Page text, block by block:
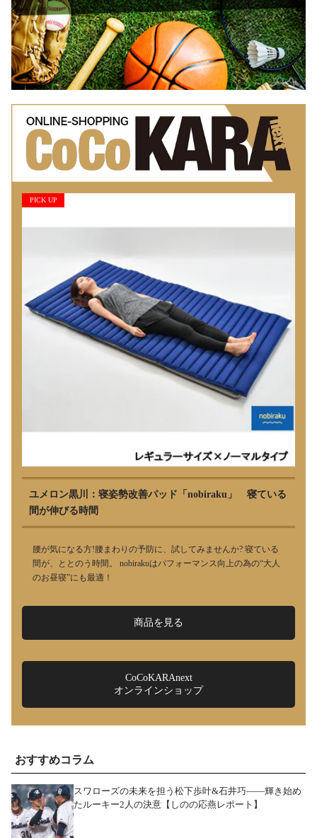
PICK UP
ユメロン黒川：寝姿勢改善パッド「nobiraku」 寝ている
間が伸びる時間
腰が気になる方!腰まわりの予防に、試してみませんか? 寝ている
間が、ととのう時間。 nobirakuはパフォーマンス向上の為の“大人
のお昼寝”にも最適！
商品を見る
CoCoKARAnext
オンラインショップ
おすすめコラム
スワローズの未来を担う松下歩叶&石井巧――輝き始め
たルーキー2人の決意【しのの応燕レポート】